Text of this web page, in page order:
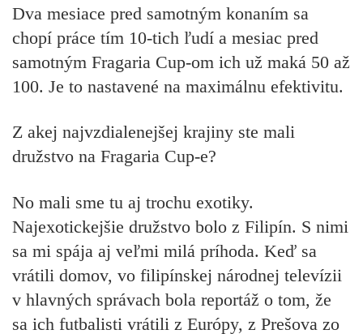
Dva mesiace pred samotným konaním sa
chopí práce tím 10-tich ľudí a mesiac pred
samotným Fragaria Cup-om ich už maká 50 až
100. Je to nastavené na maximálnu efektivitu.
Z akej najvzdialenejšej krajiny ste mali
družstvo na Fragaria Cup-e?
No mali sme tu aj trochu exotiky.
Najexotickejšie družstvo bolo z Filipín. S nimi
sa mi spája aj veľmi milá príhoda. Keď sa
vrátili domov, vo filipínskej národnej televízii
v hlavných správach bola reportáž o tom, že
sa ich futbalisti vrátili z Európy, z Prešova zo